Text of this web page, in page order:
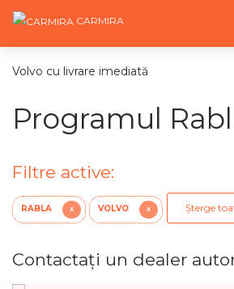
CARMIRA
Volvo cu livrare imediată
Programul
Filtre active:
RABLA X VOLVO X Șterge
Contactaţi un dealer